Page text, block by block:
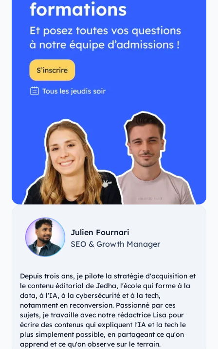
Julien Fournari
SEO & Growth Manager
Depuis trois ans, je pilote la stratégie d'acquisition et
le contenu éditorial de Jedha, l'école qui forme à la
data, à l'IA, à la cybersécurité et à la tech,
notamment en reconversion. Passionné par ces
sujets, je travaille avec notre rédactrice Lisa pour
écrire des contenus qui expliquent l'IA et la tech le
plus simplement possible, en partageant ce qu'on
apprend et ce qu'on observe sur le terrain.